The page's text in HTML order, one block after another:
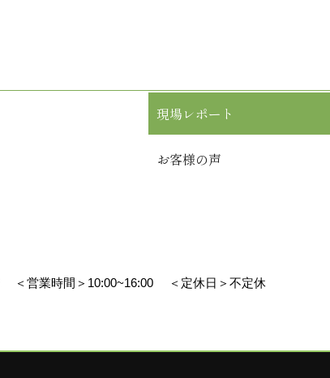
現場レポート
お客様の声
＜営業時間＞10:00~16:00 ＜定休日＞不定休